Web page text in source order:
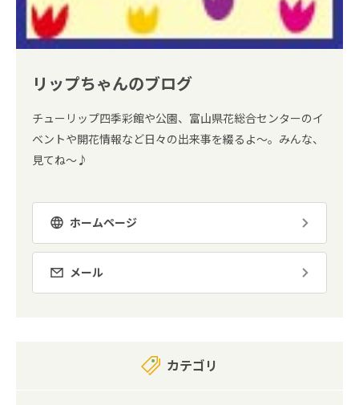
リップちゃんのブログ
チューリップ四季彩館や公園、富山県花総合センターのイ
ベントや開花情報など日々の出来事を綴るよ～。みんな、
見てね～♪
ホームページ
メール
カテゴリ